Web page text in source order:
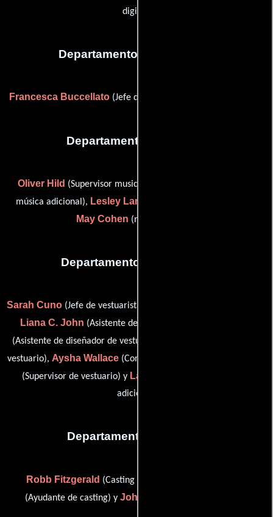
digital)
Departamento de maquillaje
Francesca Buccellato(Jefe del departamento de maquillaje)
Departamento de musica
Oliver Hild (Supervisor musical),
música adicional), Lesley Langs
May Cohen (music assistant)
Departamento de vestuario
Sarah Cuno(Jefe de vestuaristas),
Liana C. John (Asistente de vestuario),
(Asistente de diseñador de vestuario),
vestuario), Aysha Wallace (Comprador),
(Supervisor de vestuario) y Lawrence Tarzy
adicional)
Departamento de reparto
Robb Fitzgerald (Casting de extras),
(Ayudante de casting) y John Ort